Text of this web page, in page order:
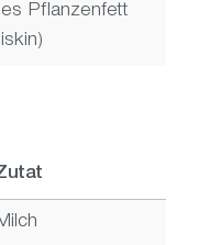
Pflanzenfett